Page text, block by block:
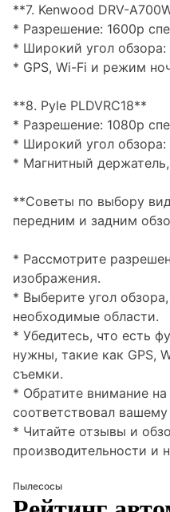
**7. Kenwood DRV-
* Разрешение: 1600p
* Широкий угол обзора:
* GPS, Wi-Fi и режим
**8. Pyle PLDVRC18**
* Разрешение: 1080p
* Широкий угол обзора:
* Магнитный
**Советы по выбору
передним и задним
* Рассмотрите
изображения.
* Выберите угол
необходимые области.
* Убедитесь, что есть
нужны, такие как GPS,
съемки.
* Обратите внимание
соответствовал
* Читайте отзывы и
производительности и
Пылесосы